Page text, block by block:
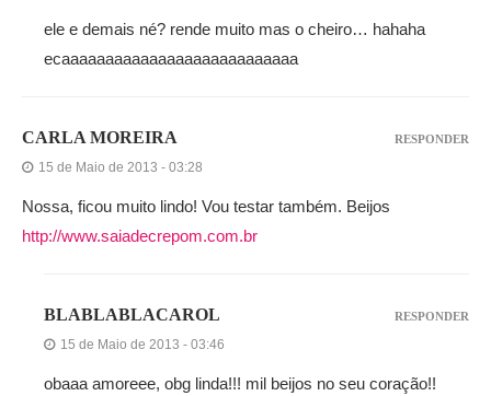
ele e demais né? rende muito mas o cheiro… hahaha
ecaaaaaaaaaaaaaaaaaaaaaaaaaaa
CARLA MOREIRA
15 de Maio de 2013 - 03:28
Nossa, ficou muito lindo! Vou testar também. Beijos
http://www.saiadecrepom.com.br
RESPONDER
BLABLABLACAROL
15 de Maio de 2013 - 03:46
obaaa amoreee, obg linda!!! mil beijos no seu coração!!
RESPONDER